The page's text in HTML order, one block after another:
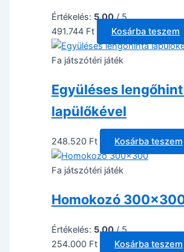
Értékelés: 5.00/ 5
491.744 Ft Kosárba teszem
Fa játszótéri játék
Együléses
lapülőkével
248.520 Ft Kosárba teszem
Fa játszótéri játék
Homokozó
Értékelés: 5.00/ 5
254.000 Ft Kosárba teszem